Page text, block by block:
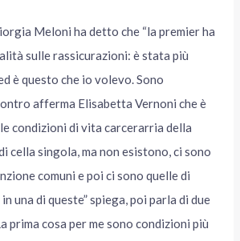
Meloni ha detto che “la premier ha
sulle rassicurazioni: è stata più
è questo che io volevo. Sono
afferma Elisabetta Vernoni che è
condizioni di vita carcerarria della
cella singola, ma non esistono, ci sono
comuni e poi ci sono quelle di
una di queste” spiega, poi parla di due
prima cosa per me sono condizioni più